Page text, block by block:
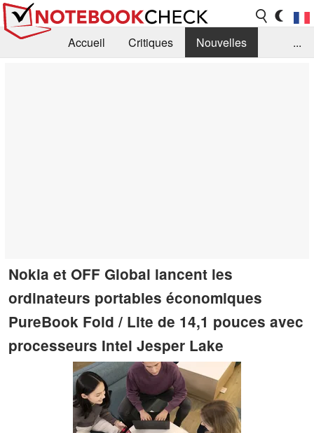
Accueil Critiques
Nouvelles
...
Nokia et OFF Global lancent les
ordinateurs portables économiques
PureBook Fold / Lite de 14,1 pouces avec
processeurs Intel Jesper Lake